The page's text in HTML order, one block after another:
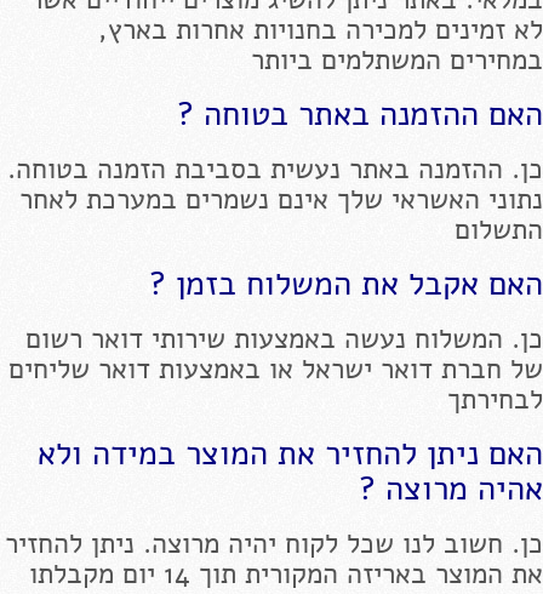
לא זמינים למכירה בחנויות אחרות בארץ,
במחירים המשתלמים ביותר
האם ההזמנה באתר בטוחה ?
כן. ההזמנה באתר נעשית בסביבת הזמנה בטוחה.
נתוני האשראי שלך אינם נשמרים במערכת לאחר
התשלום
האם אקבל את המשלוח בזמן ?
כן. המשלוח נעשה באמצעות שירותי דואר רשום
של חברת דואר ישראל או באמצעות דואר שליחים
לבחירתך
האם ניתן להחזיר את המוצר במידה ולא
אהיה מרוצה ?
כן. חשוב לנו שכל לקוח יהיה מרוצה. ניתן להחזיר
את המוצר באריזה המקורית תוך 14 יום מקבלתו